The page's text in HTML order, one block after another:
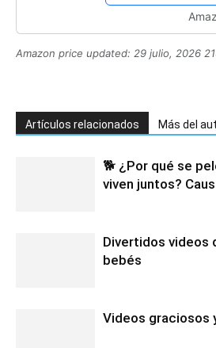
Amazon price updated: 29 julio, 2026
Artículos relacionados Más del
🐕 ¿Por qué se
viven juntos?
Divertidos videos
bebés
Videos graciosos